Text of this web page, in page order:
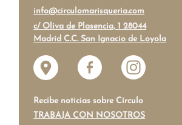
info@circulomarisqueria.com
c/ Oliva de Plasencia, 1 28044
Madrid C.C. San Ignacio de Loyola
Recibe noticias sobre Círculo
TRABAJA CON NOSOTROS